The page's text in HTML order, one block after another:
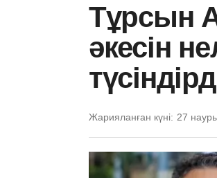
Тұрсын
әкесін
Жарияланған күні: 27